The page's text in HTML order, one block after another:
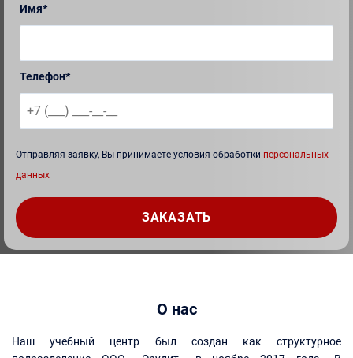
Имя*
Телефон*
Отправляя заявку, Вы принимаете условия обработки персональных
данных
О нас
Наш учебный центр был создан как структурное